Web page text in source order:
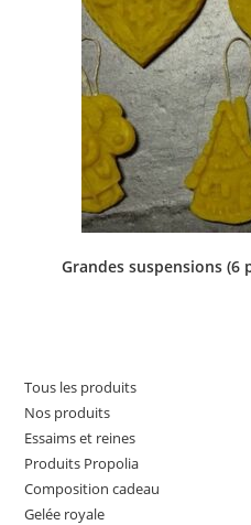
Grandes suspensions (6
Tous les produits
Nos produits
Essaims et reines
Produits Propolia
Composition cadeau
Gelée royale